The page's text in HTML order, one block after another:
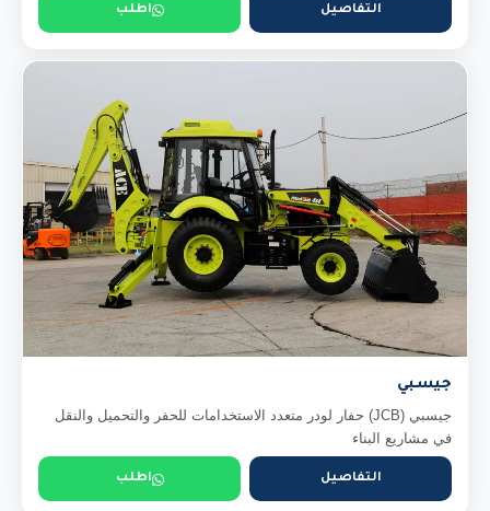
التفاصيل اطلب
جيسبي
جيسبي (JCB) حفار لودر متعدد الاستخدامات للحفر والتحميل والنقل
في مشاريع البناء
التفاصيل اطلب